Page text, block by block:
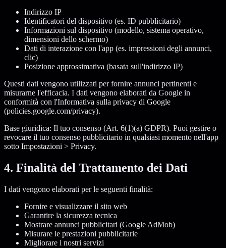
Indirizzo IP
Identificatori del dispositivo (es. ID pubblicitario)
Informazioni sul dispositivo (modello, sistema operativo,
dimensioni dello schermo)
Dati di interazione con l'app (es. impressioni degli annunci,
clic)
Posizione approssimativa (basata sull'indirizzo IP)
Questi dati vengono utilizzati per fornire annunci pertinenti e
misurarne l'efficacia. I dati vengono elaborati da Google in
conformità con l'Informativa sulla privacy di Google
(policies.google.com/privacy).
Base giuridica: Il tuo consenso (Art. 6(1)(a) GDPR). Puoi gestire o
revocare il tuo consenso pubblicitario in qualsiasi momento nell'app
sotto Impostazioni > Privacy.
4. Finalità del Trattamento dei Dati
I dati vengono elaborati per le seguenti finalità:
Fornire e visualizzare il sito web
Garantire la sicurezza tecnica
Mostrare annunci pubblicitari (Google AdMob)
Misurare le prestazioni pubblicitarie
Migliorare i nostri servizi